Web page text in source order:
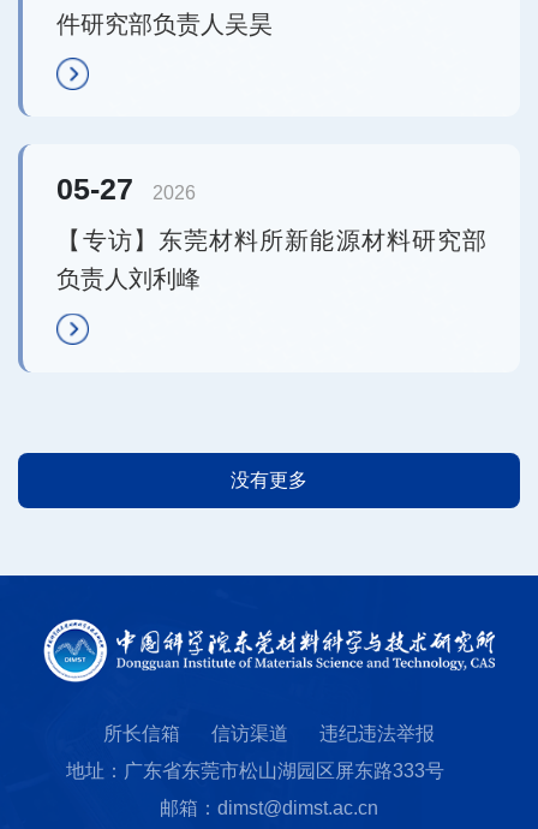
件研究部负责人吴昊
05-27 2026
【专访】东莞材料所新能源材料研究部
负责人刘利峰
没有更多
所长信箱 信访渠道
违纪违法举报
地址：广东省东莞市松山湖园区屏东路333号
邮箱：dimst@dimst.ac.cn